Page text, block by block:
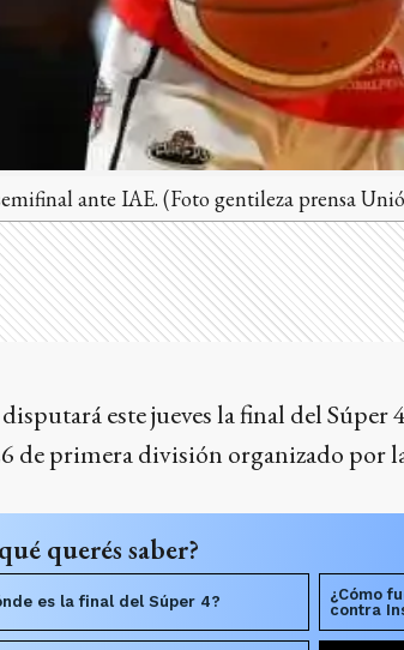
ante IAE. (Foto gentileza prensa
este jueves la final del
de primera división organizado por
querés saber?
es la final del Súper 4?
¿Cómo
contra